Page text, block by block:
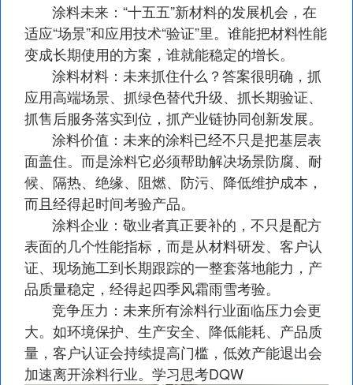
涂料未来：“十五五”新材料的发展机会，在
适应“场景”和应用技术“验证”里。谁能把材料性能
变成长期使用的方案，谁就能稳定的增长。
涂料材料：未来抓住什么？答案很明确，抓
应用高端场景、抓绿色替代升级、抓长期验证、
抓售后服务落实到位，抓产业链协同创新发展。
涂料价值：未来的涂料已经不只是把基层表
面盖住。而是涂料它必须帮助解决场景防腐、耐
候、隔热、绝缘、阻燃、防污、降低维护成本，
而且经得起时间考验产品。
涂料企业：敬业者真正要补的，不只是配方
表面的几个性能指标，而是从材料研发、客户认
证、现场施工到长期跟踪的一整套落地能力，产
品质量稳定，经得起四季风霜雨雪考验。
竞争压力：未来所有涂料行业面临压力会更
大。如环境保护、生产安全、降低能耗、产品质
量，客户认证会持续提高门槛，低效产能退出会
加速离开涂料行业。学习思考DQW